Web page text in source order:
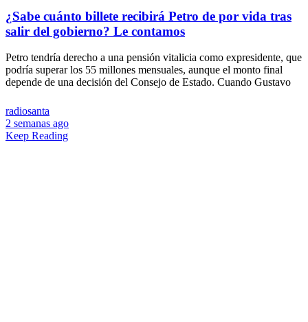
¿Sabe cuánto billete recibirá Petro de por vida tras
salir del gobierno? Le contamos
Petro tendría derecho a una pensión vitalicia como expresidente, que
podría superar los 55 millones mensuales, aunque el monto final
depende de una decisión del Consejo de Estado. Cuando Gustavo
radiosanta
2 semanas ago
Keep Reading